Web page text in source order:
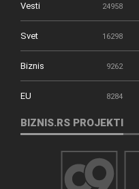
Vesti 24958
Svet 16298
Biznis 9262
EU 8284
BIZNIS.RS PROJEKTI